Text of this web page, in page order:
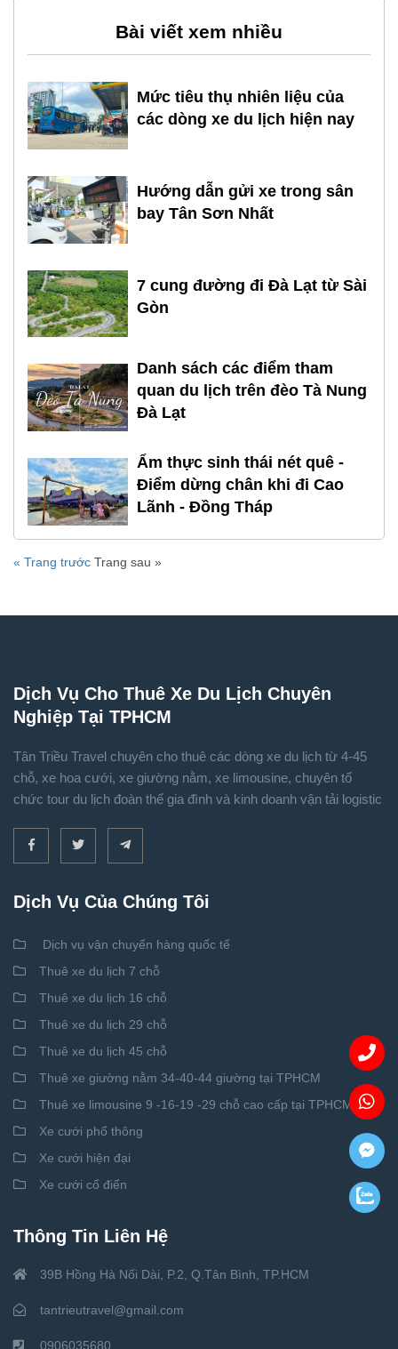
Bài viết xem nhiều
Mức tiêu thụ nhiên liệu của
các dòng xe du lịch hiện nay
Hướng dẫn gửi xe trong sân
bay Tân Sơn Nhất
7 cung đường đi Đà Lạt từ Sài
Gòn
Danh sách các điểm tham
quan du lịch trên đèo Tà Nung
Đà Lạt
Ẩm thực sinh thái nét quê -
Điểm dừng chân khi đi Cao
Lãnh - Đồng Tháp
« Trang trước Trang sau »
Dịch Vụ Cho Thuê Xe Du Lịch Chuyên
Nghiệp Tại TPHCM
Tân Triều Travel chuyên cho thuê các dòng xe du lịch từ 4-45
chỗ, xe hoa cưới, xe giường nằm, xe limousine, chuyên tổ
chức tour du lịch đoàn thể gia đình và kinh doanh vận tải logistic
Dịch Vụ Của Chúng Tôi
Dịch vụ vận chuyển hàng quốc tế
Thuê xe du lịch 7 chỗ
Thuê xe du lịch 16 chỗ
Thuê xe du lịch 29 chỗ
Thuê xe du lịch 45 chỗ
Thuê xe giường nằm 34-40-44 giường tại TPHCM
Thuê xe limousine 9 -16-19 -29 chỗ cao cấp tại TPHCM
Xe cưới phổ thông
Xe cưới hiện đại
Xe cưới cổ điển
Thông Tin Liên Hệ
39B Hồng Hà Nối Dài, P.2, Q.Tân Bình, TP.HCM
tantrieutravel@gmail.com
0906035680